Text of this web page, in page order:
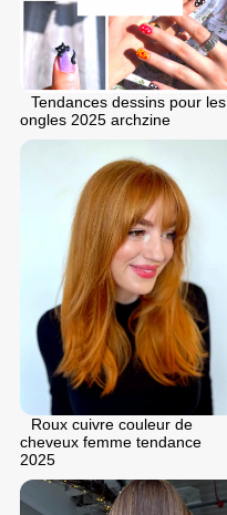
Tendances dessins pour les
ongles 2025 archzine
Roux cuivre couleur de
cheveux femme tendance
2025